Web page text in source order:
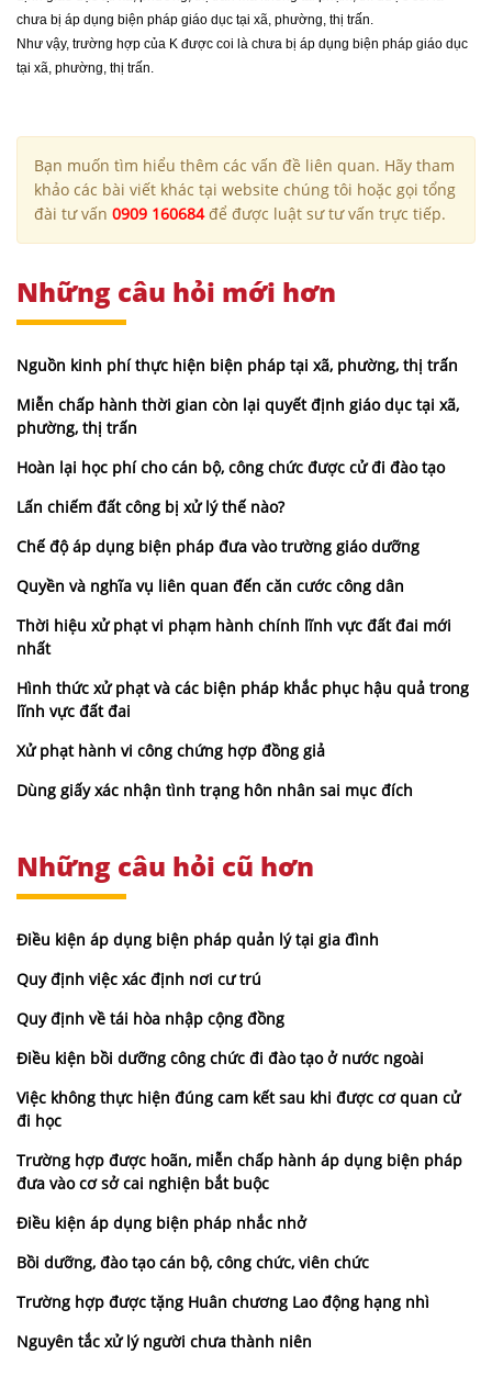
chưa bị áp dụng biện pháp giáo dục tại xã, phường, thị trấn.
Như vậy, trường hợp của K được coi là chưa bị áp dụng biện pháp giáo dục
tại xã, phường, thị trấn.
Bạn muốn tìm hiểu thêm các vấn đề liên quan. Hãy tham
khảo các bài viết khác tại website chúng tôi hoặc gọi tổng
đài tư vấn 0909 160684để được luật sư tư vấn trực tiếp.
Những câu hỏi mới hơn
Nguồn kinh phí thực hiện biện pháp tại xã, phường, thị trấn
Miễn chấp hành thời gian còn lại quyết định giáo dục tại xã,
phường, thị trấn
Hoàn lại học phí cho cán bộ, công chức được cử đi đào tạo
Lấn chiếm đất công bị xử lý thế nào?
Chế độ áp dụng biện pháp đưa vào trường giáo dưỡng
Quyền và nghĩa vụ liên quan đến căn cước công dân
Thời hiệu xử phạt vi phạm hành chính lĩnh vực đất đai mới
nhất
Hình thức xử phạt và các biện pháp khắc phục hậu quả trong
lĩnh vực đất đai
Xử phạt hành vi công chứng hợp đồng giả
Dùng giấy xác nhận tình trạng hôn nhân sai mục đích
Những câu hỏi cũ hơn
Điều kiện áp dụng biện pháp quản lý tại gia đình
Quy định việc xác định nơi cư trú
Quy định về tái hòa nhập cộng đồng
Điều kiện bồi dưỡng công chức đi đào tạo ở nước ngoài
Việc không thực hiện đúng cam kết sau khi được cơ quan cử
đi học
Trường hợp được hoãn, miễn chấp hành áp dụng biện pháp
đưa vào cơ sở cai nghiện bắt buộc
Điều kiện áp dụng biện pháp nhắc nhở
Bồi dưỡng, đào tạo cán bộ, công chức, viên chức
Trường hợp được tặng Huân chương Lao động hạng nhì
Nguyên tắc xử lý người chưa thành niên